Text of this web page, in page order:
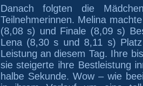
Danach folgten die
Teilnehmerinnen. Melina
(8,08 s) und Finale (8,09 s)
Lena (8,30 s und 8,11 s)
Leistung an diesem Tag. Ihre
sie steigerte ihre Bestleistung
halbe Sekunde. Wow – wie